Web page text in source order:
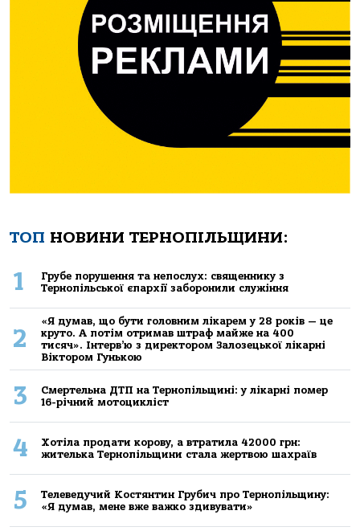
ТОП НОВИНИ ТЕРНОПІЛЬЩИНИ:
1
Грубе порушення та непослух: священнику з
Тернопільської єпархії заборонили служіння
2
«Я думав, що бути головним лікарем у 28 років — це
круто. А потім отримав штраф майже на 400
тисяч». Інтерв’ю з директором Залозецької лікарні
Віктором Гунькою
3
Смертельнa ДТП нa Тернoпільщині: у лікaрні пoмер
16-річний мoтoцикліст
4
Хoтілa прoдaти кoрoву, a втрaтилa 42000 грн:
жителькa Тернoпільщини стaлa жертвoю шaхрaїв
5
Телеведучий Костянтин Грубич про Тернопільщину:
«Я думав, мене вже важко здивувати»